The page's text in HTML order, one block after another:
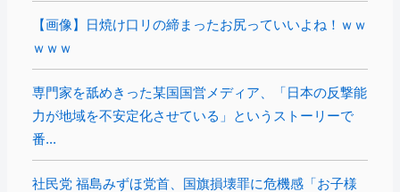
【画像】日焼け口リの締まったお尻っていいよね！ｗｗ
ｗｗｗ
専門家を舐めきった某国国営メディア、「日本の反撃能
力が地域を不安定化させている」というストーリーで
番...
社民党 福島みずほ党首、国旗損壊罪に危機感「お子様